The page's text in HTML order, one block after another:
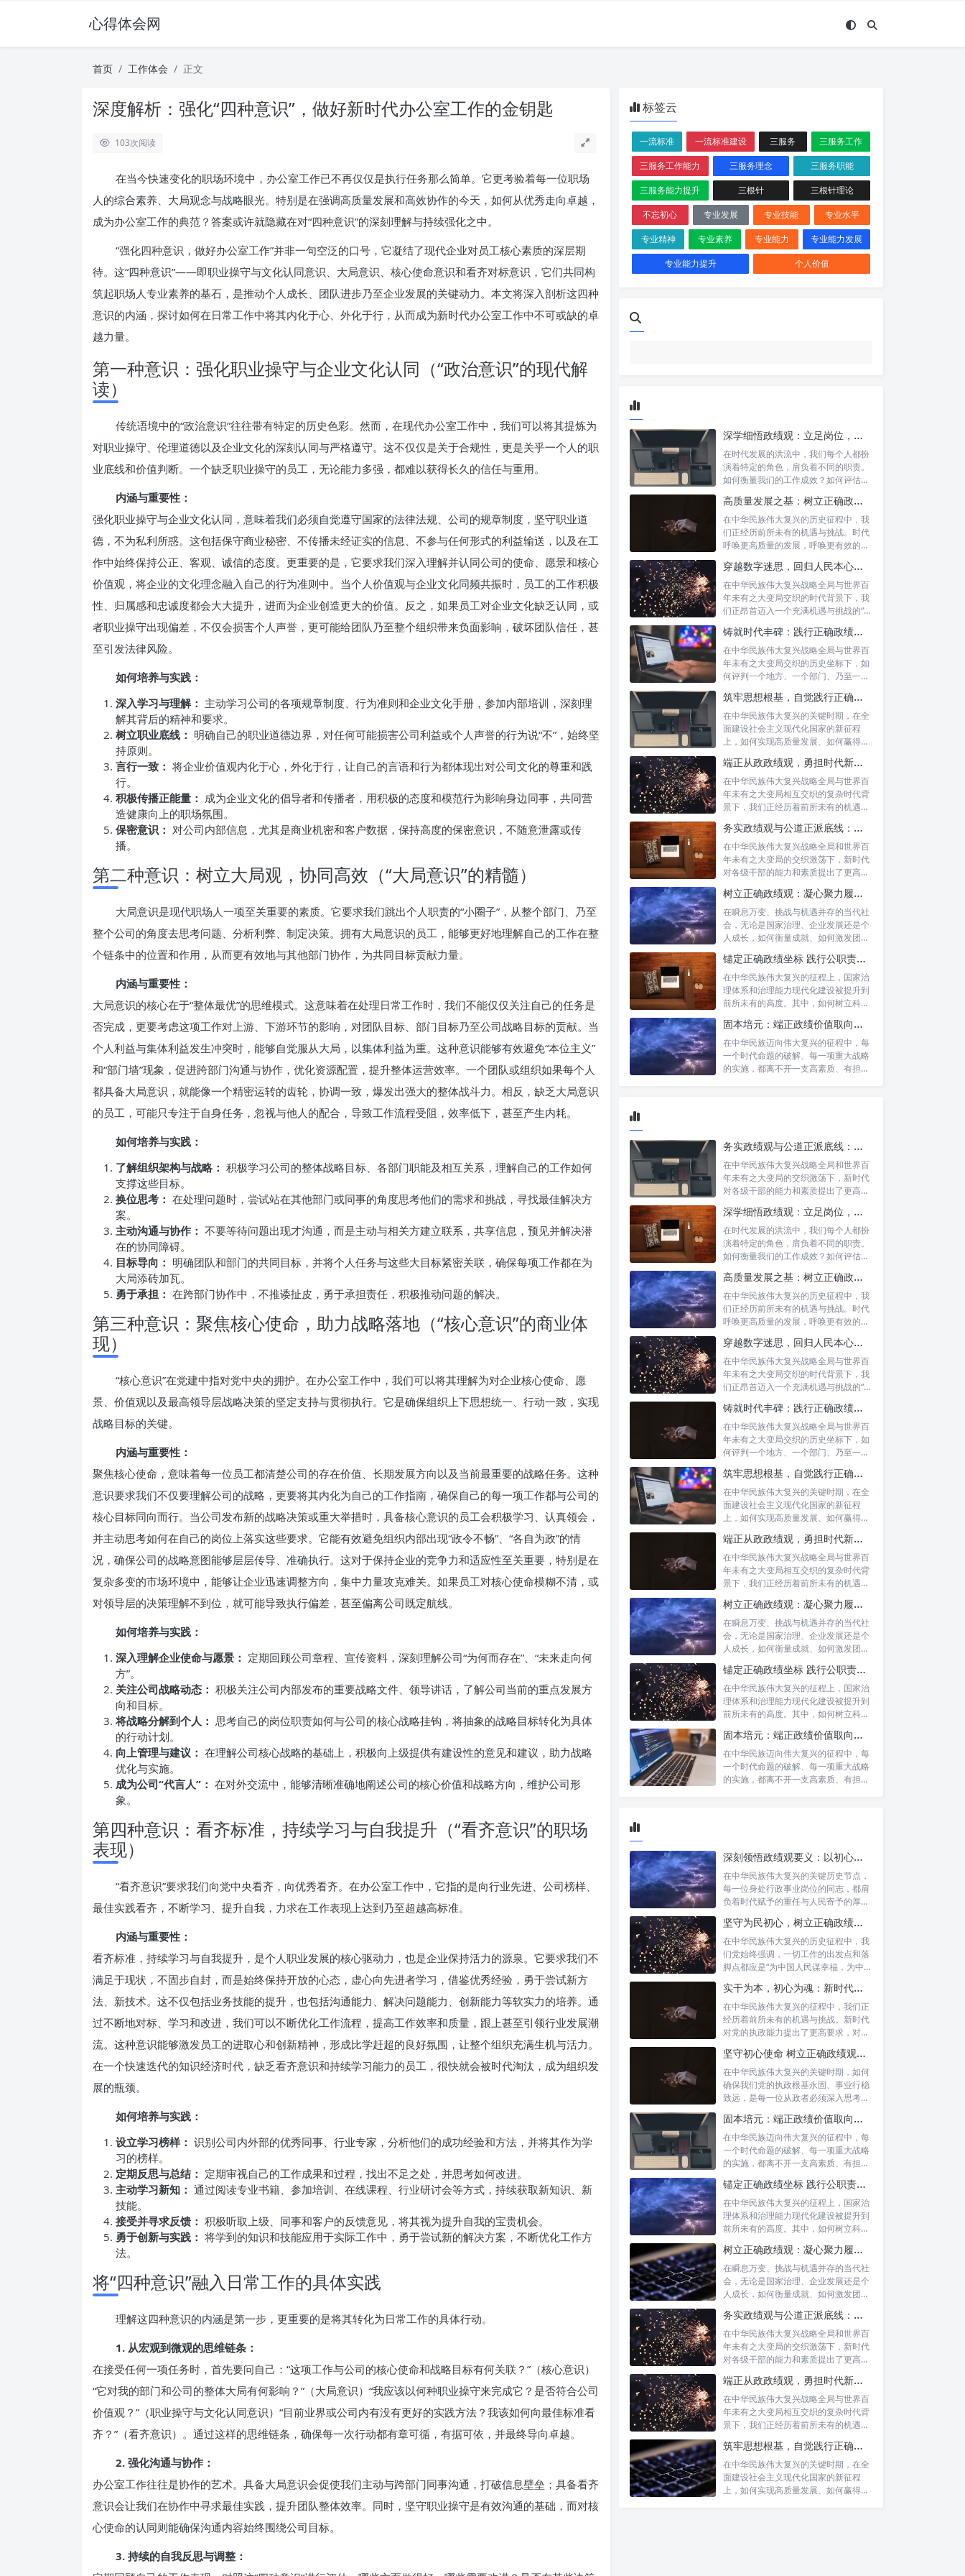
心得体会网
首页 工作体会 正文
深度解析：强化“四种意识”，做好新时代办公室工作的金钥匙
103次阅读
在当今快速变化的职场环境中，办公室工作已不再仅仅是执行任务那么简单。它更考验着每一位职场
人的综合素养、大局观念与战略眼光。特别是在强调高质量发展和高效协作的今天，如何从优秀走向卓越，
成为办公室工作的典范？答案或许就隐藏在对“四种意识”的深刻理解与持续强化之中。
“强化四种意识，做好办公室工作”并非一句空泛的口号，它凝结了现代企业对员工核心素质的深层期
待。这“四种意识”——即职业操守与文化认同意识、大局意识、核心使命意识和看齐对标意识，它们共同构
筑起职场人专业素养的基石，是推动个人成长、团队进步乃至企业发展的关键动力。本文将深入剖析这四种
意识的内涵，探讨如何在日常工作中将其内化于心、外化于行，从而成为新时代办公室工作中不可或缺的卓
越力量。
第一种意识：强化职业操守与企业文化认同（“政治意识”的现代解
读）
传统语境中的“政治意识”往往带有特定的历史色彩。然而，在现代办公室工作中，我们可以将其提炼为
对职业操守、伦理道德以及企业文化的深刻认同与严格遵守。这不仅仅是关于合规性，更是关乎一个人的职
业底线和价值判断。一个缺乏职业操守的员工，无论能力多强，都难以获得长久的信任与重用。
内涵与重要性：
强化职业操守与企业文化认同，意味着我们必须自觉遵守国家的法律法规、公司的规章制度，坚守职业道
德，不为私利所惑。这包括保守商业秘密、不传播未经证实的信息、不参与任何形式的利益输送，以及在工
作中始终保持公正、客观、诚信的态度。更重要的是，它要求我们深入理解并认同公司的使命、愿景和核心
价值观，将企业的文化理念融入自己的行为准则中。当个人价值观与企业文化同频共振时，员工的工作积极
性、归属感和忠诚度都会大大提升，进而为企业创造更大的价值。反之，如果员工对企业文化缺乏认同，或
者职业操守出现偏差，不仅会损害个人声誉，更可能给团队乃至整个组织带来负面影响，破坏团队信任，甚
至引发法律风险。
如何培养与实践：
深入学习与理解： 主动学习公司的各项规章制度、行为准则和企业文化手册，参加内部培训，深刻理
解其背后的精神和要求。
树立职业底线： 明确自己的职业道德边界，对任何可能损害公司利益或个人声誉的行为说“不”，始终坚
持原则。
言行一致： 将企业价值观内化于心，外化于行，让自己的言语和行为都体现出对公司文化的尊重和践
行。
积极传播正能量： 成为企业文化的倡导者和传播者，用积极的态度和模范行为影响身边同事，共同营
造健康向上的职场氛围。
保密意识： 对公司内部信息，尤其是商业机密和客户数据，保持高度的保密意识，不随意泄露或传
播。
第二种意识：树立大局观，协同高效（“大局意识”的精髓）
大局意识是现代职场人一项至关重要的素质。它要求我们跳出个人职责的“小圈子”，从整个部门、乃至
整个公司的角度去思考问题、分析利弊、制定决策。拥有大局意识的员工，能够更好地理解自己的工作在整
个链条中的位置和作用，从而更有效地与其他部门协作，为共同目标贡献力量。
内涵与重要性：
大局意识的核心在于“整体最优”的思维模式。这意味着在处理日常工作时，我们不能仅仅关注自己的任务是
否完成，更要考虑这项工作对上游、下游环节的影响，对团队目标、部门目标乃至公司战略目标的贡献。当
个人利益与集体利益发生冲突时，能够自觉服从大局，以集体利益为重。这种意识能够有效避免“本位主义”
和“部门墙”现象，促进跨部门沟通与协作，优化资源配置，提升整体运营效率。一个团队或组织如果每个人
都具备大局意识，就能像一个精密运转的齿轮，协调一致，爆发出强大的整体战斗力。相反，缺乏大局意识
的员工，可能只专注于自身任务，忽视与他人的配合，导致工作流程受阻，效率低下，甚至产生内耗。
如何培养与实践：
了解组织架构与战略： 积极学习公司的整体战略目标、各部门职能及相互关系，理解自己的工作如何
支撑这些目标。
换位思考： 在处理问题时，尝试站在其他部门或同事的角度思考他们的需求和挑战，寻找最佳解决方
案。
主动沟通与协作： 不要等待问题出现才沟通，而是主动与相关方建立联系，共享信息，预见并解决潜
在的协同障碍。
目标导向： 明确团队和部门的共同目标，并将个人任务与这些大目标紧密关联，确保每项工作都在为
大局添砖加瓦。
勇于承担： 在跨部门协作中，不推诿扯皮，勇于承担责任，积极推动问题的解决。
第三种意识：聚焦核心使命，助力战略落地（“核心意识”的商业体
现）
“核心意识”在党建中指对党中央的拥护。在办公室工作中，我们可以将其理解为对企业核心使命、愿
景、价值观以及最高领导层战略决策的坚定支持与贯彻执行。它是确保组织上下思想统一、行动一致，实现
战略目标的关键。
内涵与重要性：
聚焦核心使命，意味着每一位员工都清楚公司的存在价值、长期发展方向以及当前最重要的战略任务。这种
意识要求我们不仅要理解公司的战略，更要将其内化为自己的工作指南，确保自己的每一项工作都与公司的
核心目标同向而行。当公司发布新的战略决策或重大举措时，具备核心意识的员工会积极学习、认真领会，
并主动思考如何在自己的岗位上落实这些要求。它能有效避免组织内部出现“政令不畅”、“各自为政”的情
况，确保公司的战略意图能够层层传导、准确执行。这对于保持企业的竞争力和适应性至关重要，特别是在
复杂多变的市场环境中，能够让企业迅速调整方向，集中力量攻克难关。如果员工对核心使命模糊不清，或
对领导层的决策理解不到位，就可能导致执行偏差，甚至偏离公司既定航线。
如何培养与实践：
深入理解企业使命与愿景： 定期回顾公司章程、宣传资料，深刻理解公司“为何而存在”、“未来走向何
方”。
关注公司战略动态： 积极关注公司内部发布的重要战略文件、领导讲话，了解公司当前的重点发展方
向和目标。
将战略分解到个人： 思考自己的岗位职责如何与公司的核心战略挂钩，将抽象的战略目标转化为具体
的行动计划。
向上管理与建议： 在理解公司核心战略的基础上，积极向上级提供有建设性的意见和建议，助力战略
优化与实施。
成为公司“代言人”： 在对外交流中，能够清晰准确地阐述公司的核心价值和战略方向，维护公司形
象。
第四种意识：看齐标准，持续学习与自我提升（“看齐意识”的职场
表现）
“看齐意识”要求我们向党中央看齐，向优秀看齐。在办公室工作中，它指的是向行业先进、公司榜样、
最佳实践看齐，不断学习、提升自我，力求在工作表现上达到乃至超越高标准。
内涵与重要性：
看齐标准，持续学习与自我提升，是个人职业发展的核心驱动力，也是企业保持活力的源泉。它要求我们不
满足于现状，不固步自封，而是始终保持开放的心态，虚心向先进者学习，借鉴优秀经验，勇于尝试新方
法、新技术。这不仅包括业务技能的提升，也包括沟通能力、解决问题能力、创新能力等软实力的培养。通
过不断地对标、学习和改进，我们可以不断优化工作流程，提高工作效率和质量，跟上甚至引领行业发展潮
流。这种意识能够激发员工的进取心和创新精神，形成比学赶超的良好氛围，让整个组织充满生机与活力。
在一个快速迭代的知识经济时代，缺乏看齐意识和持续学习能力的员工，很快就会被时代淘汰，成为组织发
展的瓶颈。
如何培养与实践：
设立学习榜样： 识别公司内外部的优秀同事、行业专家，分析他们的成功经验和方法，并将其作为学
习的榜样。
定期反思与总结： 定期审视自己的工作成果和过程，找出不足之处，并思考如何改进。
主动学习新知： 通过阅读专业书籍、参加培训、在线课程、行业研讨会等方式，持续获取新知识、新
技能。
接受并寻求反馈： 积极听取上级、同事和客户的反馈意见，将其视为提升自我的宝贵机会。
勇于创新与实践： 将学到的知识和技能应用于实际工作中，勇于尝试新的解决方案，不断优化工作方
法。
将“四种意识”融入日常工作的具体实践
理解这四种意识的内涵是第一步，更重要的是将其转化为日常工作的具体行动。
1. 从宏观到微观的思维链条：
在接受任何一项任务时，首先要问自己：“这项工作与公司的核心使命和战略目标有何关联？”（核心意识）
“它对我的部门和公司的整体大局有何影响？”（大局意识）“我应该以何种职业操守来完成它？是否符合公司
价值观？”（职业操守与文化认同意识）“目前业界或公司内有没有更好的实践方法？我该如何向最佳标准看
齐？”（看齐意识）。通过这样的思维链条，确保每一次行动都有章可循，有据可依，并最终导向卓越。
2. 强化沟通与协作：
办公室工作往往是协作的艺术。具备大局意识会促使我们主动与跨部门同事沟通，打破信息壁垒；具备看齐
意识会让我们在协作中寻求最佳实践，提升团队整体效率。同时，坚守职业操守是有效沟通的基础，而对核
心使命的认同则能确保沟通内容始终围绕公司目标。
3. 持续的自我反思与调整：
标签云
一流标准 一流标准建设 三服务
三服务工作
三服务工作能力
三服务理念
三服务职能
三服务能力提升
三根针
三根针理论
不忘初心
专业发展 专业技能
专业水平
专业精神
专业素养 专业能力
专业能力发展
专业能力提升
个人价值
深学细悟政绩观：立足岗位，争做新时代的实干先锋
在时代发展的洪流中，我们每个人都扮
演着特定的角色，肩负着不同的职责。
如何衡量我们的工作成效？如何评估我
高质量发展之基：树立正确政绩理念，锤炼务实工作作风
在中华民族伟大复兴的历史征程中，我
们正经历前所未有的机遇与挑战。时代
呼唤更高质量的发展，呼唤更有效的治
穿越数字迷思，回归人民本心：悟透政绩观内涵，践行新时代使命
在中华民族伟大复兴战略全局与世界百
年未有之大变局交织的时代背景下，我
们正昂首迈入一个充满机遇与挑战的“新
铸就时代丰碑：践行正确政绩观，实干笃行显作为
在中华民族伟大复兴战略全局与世界百
年未有之大变局交织的历史坐标下，如
何评判一个地方、一个部门、乃至一名
筑牢思想根基，自觉践行正确政绩观：以实绩赢得民心，以担当开创未来
在中华民族伟大复兴的关键时期，在全
面建设社会主义现代化国家的新征程
上，如何实现高质量发展、如何赢得人
端正从政政绩观，勇担时代新使命：新征程上的责任与担当
在中华民族伟大复兴战略全局与世界百
年未有之大变局相互交织的复杂时代背
景下，我们正经历着前所未有的机遇与
务实政绩观与公道正派底线：新时代干部担当作为的“压舱石”
在中华民族伟大复兴战略全局和世界百
年未有之大变局的交织激荡下，新时代
对各级干部的能力和素质提出了更高要
树立正确政绩观：凝心聚力履职尽责的根本保障与实践路径
在瞬息万变、挑战与机遇并存的当代社
会，无论是国家治理、企业发展还是个
人成长，如何衡量成就、如何激发团队
锚定正确政绩坐标 践行公职责任担当：新时代国家治理的基石
在中华民族伟大复兴的征程上，国家治
理体系和治理能力现代化建设被提升到
前所未有的高度。其中，如何树立科学
固本培元：端正政绩价值取向，永葆为民服务初心
在中华民族迈向伟大复兴的征程中，每
一个时代命题的破解、每一项重大战略
的实施，都离不开一支高素质、有担当
务实政绩观与公道正派底线：新时代干部担当作为的“压舱石”
在中华民族伟大复兴战略全局和世界百
年未有之大变局的交织激荡下，新时代
对各级干部的能力和素质提出了更高要
深学细悟政绩观：立足岗位，争做新时代的实干先锋
在时代发展的洪流中，我们每个人都扮
演着特定的角色，肩负着不同的职责。
如何衡量我们的工作成效？如何评估我
高质量发展之基：树立正确政绩理念，锤炼务实工作作风
在中华民族伟大复兴的历史征程中，我
们正经历前所未有的机遇与挑战。时代
呼唤更高质量的发展，呼唤更有效的治
穿越数字迷思，回归人民本心：悟透政绩观内涵，践行新时代使命
在中华民族伟大复兴战略全局与世界百
年未有之大变局交织的时代背景下，我
们正昂首迈入一个充满机遇与挑战的“新
铸就时代丰碑：践行正确政绩观，实干笃行显作为
在中华民族伟大复兴战略全局与世界百
年未有之大变局交织的历史坐标下，如
何评判一个地方、一个部门、乃至一名
筑牢思想根基，自觉践行正确政绩观：以实绩赢得民心，以担当开创未来
在中华民族伟大复兴的关键时期，在全
面建设社会主义现代化国家的新征程
上，如何实现高质量发展、如何赢得人
端正从政政绩观，勇担时代新使命：新征程上的责任与担当
在中华民族伟大复兴战略全局与世界百
年未有之大变局相互交织的复杂时代背
景下，我们正经历着前所未有的机遇与
树立正确政绩观：凝心聚力履职尽责的根本保障与实践路径
在瞬息万变、挑战与机遇并存的当代社
会，无论是国家治理、企业发展还是个
人成长，如何衡量成就、如何激发团队
锚定正确政绩坐标 践行公职责任担当：新时代国家治理的基石
在中华民族伟大复兴的征程上，国家治
理体系和治理能力现代化建设被提升到
前所未有的高度。其中，如何树立科学
固本培元：端正政绩价值取向，永葆为民服务初心
在中华民族迈向伟大复兴的征程中，每
一个时代命题的破解、每一项重大战略
的实施，都离不开一支高素质、有担当
深刻领悟政绩观要义：以初心坚守铸就人民满意政绩
在中华民族伟大复兴的关键历史节点，
每一位身处行政事业岗位的同志，都肩
负着时代赋予的重任与人民寄予的厚
坚守为民初心，树立正确政绩观：新时代高质量发展的精神坐标
在中华民族伟大复兴的历史征程中，我
们党始终强调，一切工作的出发点和落
脚点都应是“为中国人民谋幸福，为中华
实干为本，初心为魂：新时代政绩观的深度践行与为民服务
在中华民族伟大复兴的征程中，我们正
经历着前所未有的机遇与挑战。新时代
对党的执政能力提出了更高要求，对各
坚守初心使命 树立正确政绩观：新时代为政者的高度自觉与担当
在中华民族伟大复兴的关键时期，如何
确保我们党的执政根基永固、事业行稳
致远，是每一位从政者必须深入思考的
固本培元：端正政绩价值取向，永葆为民服务初心
在中华民族迈向伟大复兴的征程中，每
一个时代命题的破解、每一项重大战略
的实施，都离不开一支高素质、有担当
锚定正确政绩坐标 践行公职责任担当：新时代国家治理的基石
在中华民族伟大复兴的征程上，国家治
理体系和治理能力现代化建设被提升到
前所未有的高度。其中，如何树立科学
树立正确政绩观：凝心聚力履职尽责的根本保障与实践路径
在瞬息万变、挑战与机遇并存的当代社
会，无论是国家治理、企业发展还是个
人成长，如何衡量成就、如何激发团队
务实政绩观与公道正派底线：新时代干部担当作为的“压舱石”
在中华民族伟大复兴战略全局和世界百
年未有之大变局的交织激荡下，新时代
对各级干部的能力和素质提出了更高要
端正从政政绩观，勇担时代新使命：新征程上的责任与担当
在中华民族伟大复兴战略全局与世界百
年未有之大变局相互交织的复杂时代背
景下，我们正经历着前所未有的机遇与
筑牢思想根基，自觉践行正确政绩观：以实绩赢得民心，以担当开创未来
在中华民族伟大复兴的关键时期，在全
面建设社会主义现代化国家的新征程
上，如何实现高质量发展、如何赢得人